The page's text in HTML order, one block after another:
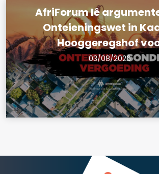
AfriForum lê
Onteieningswet in
Hooggeregshof
03/08/2026